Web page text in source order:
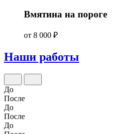
Вмятина на пороге
от 8 000 ₽
Наши работы
До
После
До
После
До